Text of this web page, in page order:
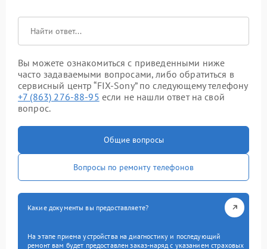
Вы можете ознакомиться с приведенными ниже
часто задаваемыми вопросами, либо обратиться в
сервисный центр “FIX-Sony” по следующему телефону
+7 (863) 276-88-95 если не нашли ответ на свой
вопрос.
Общие вопросы
Вопросы по ремонту телефонов
Какие документы вы предоставляете?
На этапе приема устройства на диагностику и последующий
ремонт вам будет предоставлен заказ-наряд с указанием страховых